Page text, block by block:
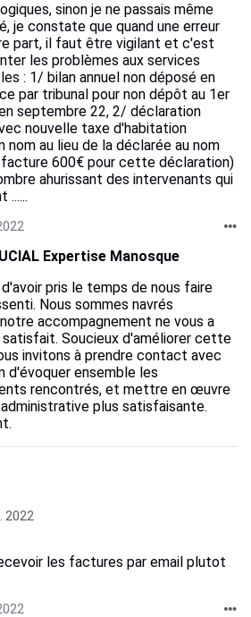
sinon je ne passais même
je constate que quand une erreur
part, il faut être vigilant et c'est
les problèmes aux services
: 1/ bilan annuel non déposé en
par tribunal pour non dépôt au 1er
septembre 22, 2/ déclaration
nouvelle taxe d'habitation
au lieu de la déclarée au nom
600€ pour cette déclaration)
ahurissant des intervenants qui
......
Expertise Manosque
pris le temps de nous faire
Nous sommes navrés
accompagnement ne vous a
Soucieux d'améliorer cette
invitons à prendre contact avec
d'évoquer ensemble les
rencontrés, et mettre en œuvre
plus satisfaisante.
2022
les factures par email plutot